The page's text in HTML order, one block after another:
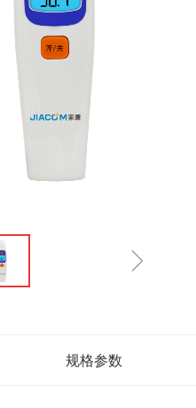
ꁇ
规格参数